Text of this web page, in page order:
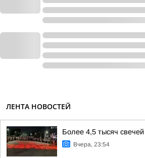
ЛЕНТА НОВОСТЕЙ
Более 4,5 тысяч
Вчера, 23:54